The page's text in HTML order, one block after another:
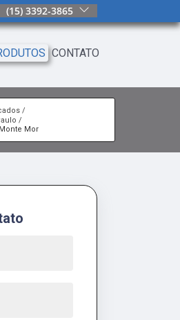
(15) 3392-3865
CONTATO
Mor